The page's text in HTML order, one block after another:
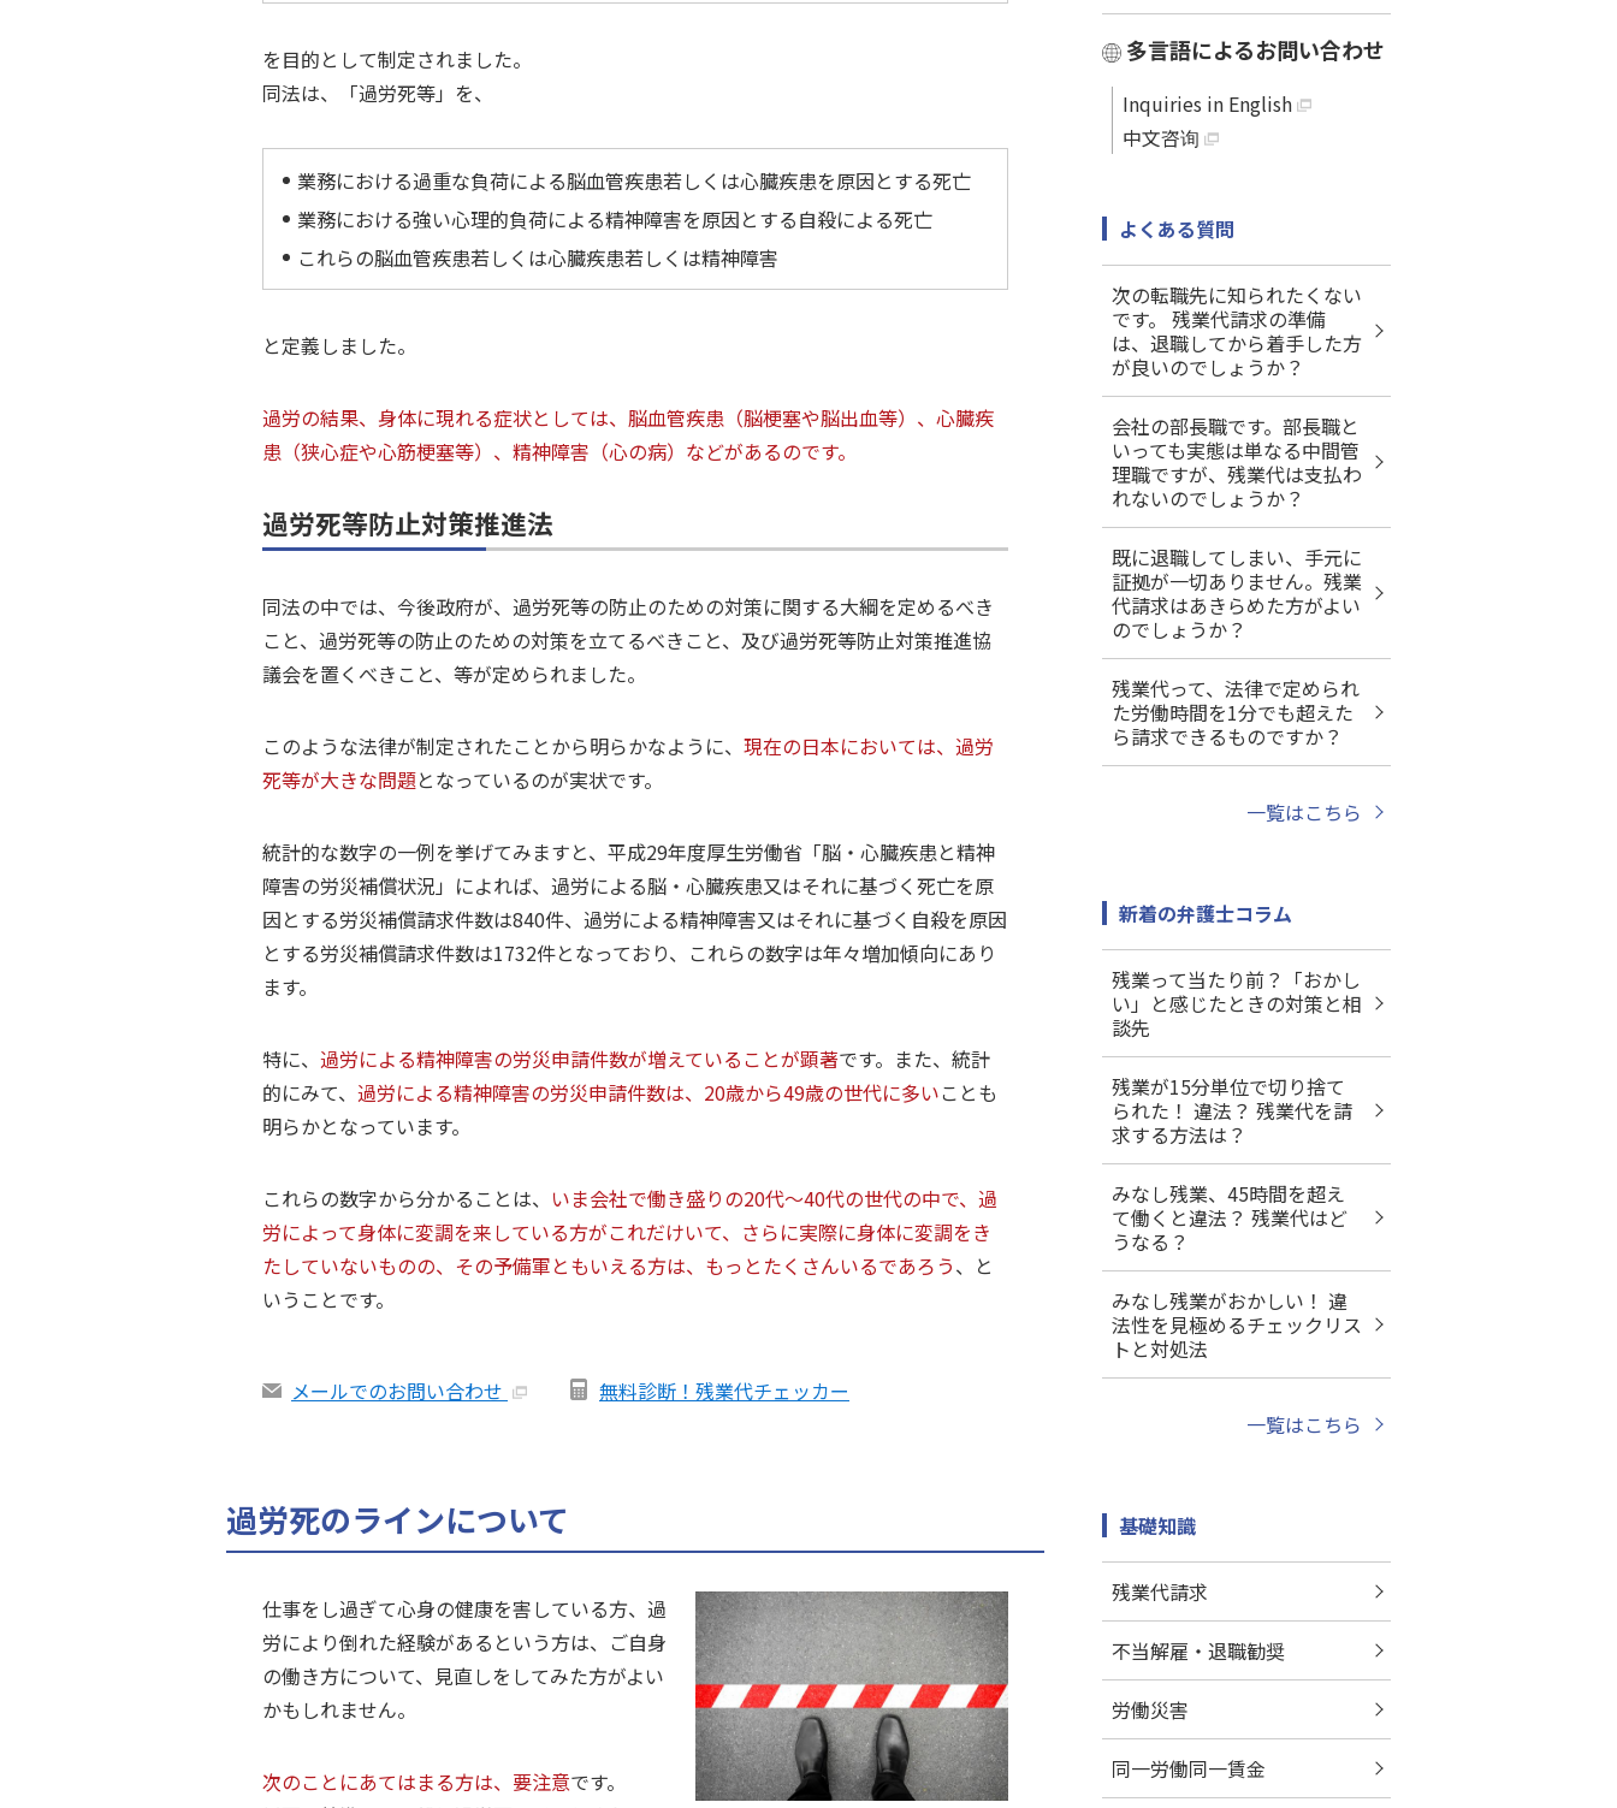
を目的として制定されました。
同法は、「過労死等」を、
業務における過重な負荷による脳血管疾患若しくは心臓疾患を原因とする死亡
業務における強い心理的負荷による精神障害を原因とする自殺による死亡
これらの脳血管疾患若しくは心臓疾患若しくは精神障害
と定義しました。
過労の結果、身体に現れる症状としては、脳血管疾患（脳梗塞や脳出血等）、心臓疾
患（狭心症や心筋梗塞等）、精神障害（心の病）などがあるのです。
過労死等防止対策推進法
同法の中では、今後政府が、過労死等の防止のための対策に関する大綱を定めるべき
こと、過労死等の防止のための対策を立てるべきこと、及び過労死等防止対策推進協
議会を置くべきこと、等が定められました。
このような法律が制定されたことから明らかなように、 現在の日本においては、過労
死等が大きな問題となっているのが実状です。
統計的な数字の一例を挙げてみますと、平成29年度厚生労働省「脳・心臓疾患と精神
障害の労災補償状況」によれば、過労による脳・心臓疾患又はそれに基づく死亡を原
因とする労災補償請求件数は840件、過労による精神障害又はそれに基づく自殺を原因
とする労災補償請求件数は1732件となっており、これらの数字は年々増加傾向にあり
ます。
特に、 過労による精神障害の労災申請件数が増えていることが顕著です。また、統計
的にみて、 過労による精神障害の労災申請件数は、20歳から49歳の世代に多いことも
明らかとなっています。
これらの数字から分かることは、 いま会社で働き盛りの20代～40代の世代の中で、過
労によって身体に変調を来している方がこれだけいて、さらに実際に身体に変調をき
たしていないものの、その予備軍ともいえる方は、もっとたくさんいるであろう、と
いうことです。
メールでのお問い合わせ 無料診断！残業代チェッカー
過労死のラインについて
仕事をし過ぎて心身の健康を害している方、過
労により倒れた経験があるという方は、ご自身
の働き方について、見直しをしてみた方がよい
かもしれません。
次のことにあてはまる方は、要注意です。
多言語によるお問い合わせ
Inquiries in English
中文咨询
よくある質問
次の転職先に知られたくない
です。 残業代請求の準備
は、退職してから着手した方
が良いのでしょうか？
会社の部長職です。部長職と
いっても実態は単なる中間管
理職ですが、残業代は支払わ
れないのでしょうか？
既に退職してしまい、手元に
証拠が一切ありません。残業
代請求はあきらめた方がよい
のでしょうか？
残業代って、法律で定められ
た労働時間を1分でも超えた
ら請求できるものですか？
一覧はこちら
新着の弁護士コラム
残業って当たり前？「おかし
い」と感じたときの対策と相
談先
残業が15分単位で切り捨て
られた！ 違法？ 残業代を請
求する方法は？
みなし残業、45時間を超え
て働くと違法？ 残業代はど
うなる？
みなし残業がおかしい！ 違
法性を見極めるチェックリス
トと対処法
一覧はこちら
基礎知識
残業代請求
不当解雇・退職勧奨
労働災害
同一労働同一賃金